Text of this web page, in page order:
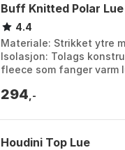
Buff Knitted Polar Lue
4.4
Materiale: Strikket ytre
Isolasjon: Tolags
fleece som fanger varm
former seg ett...
294 ,-
Houdini Top Lue